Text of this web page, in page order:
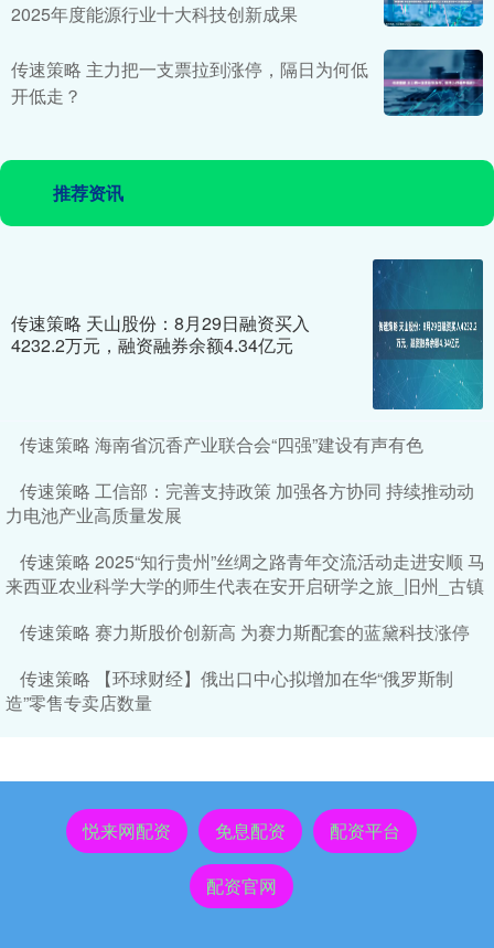
2025年度能源行业十大科技创新成果
传速策略 主力把一支票拉到涨停，隔日为何低
开低走？
推荐资讯
传速策略 天山股份：8月29日融资买入
4232.2万元，融资融券余额4.34亿元
传速策略 海南省沉香产业联合会“四强”建设有声有色
传速策略 工信部：完善支持政策 加强各方协同 持续推动动
力电池产业高质量发展
传速策略 2025“知行贵州”丝绸之路青年交流活动走进安顺 马
来西亚农业科学大学的师生代表在安开启研学之旅_旧州_古镇
传速策略 赛力斯股价创新高 为赛力斯配套的蓝黛科技涨停
传速策略 【环球财经】俄出口中心拟增加在华“俄罗斯制
造”零售专卖店数量
悦来网配资 免息配资 配资平台
配资官网